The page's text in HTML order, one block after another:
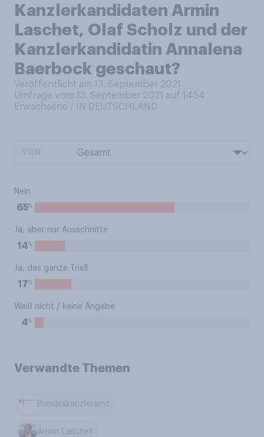
Kanzlerkandidaten Armin
Laschet, Olaf Scholz und der
Kanzlerkandidatin Annalena
Baerbock geschaut?
Veröffentlicht am 13. September 2021
Umfrage vom 13. September 2021 auf 1454
Erwachsene / IN DEUTSCHLAND
Nein
65%
Ja, aber nur Ausschnitte
14%
Ja, das ganze Triell
17%
Weiß nicht / keine Angabe
4%
Verwandte Themen
Bundeskanzleramt
Armin Laschet